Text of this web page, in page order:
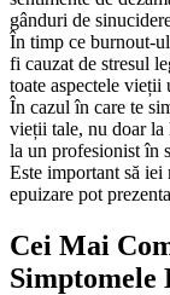
gânduri de
În timp ce burnout-
fi cauzat de stresul
toate aspectele vieții
În cazul în care te
vieții tale, nu doar la
la un profesionist în
Este important să iei
epuizare pot
Cei Mai
Simptomele